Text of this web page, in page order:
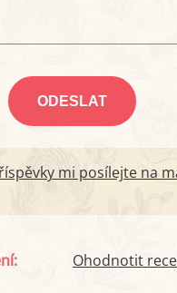
mi posílejte na
Ohodnotit